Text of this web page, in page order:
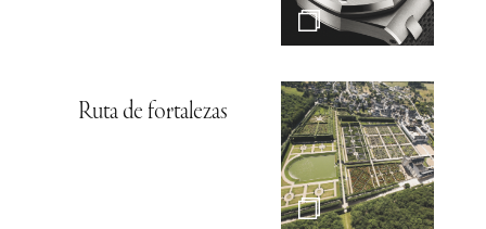
Ruta de fortalezas